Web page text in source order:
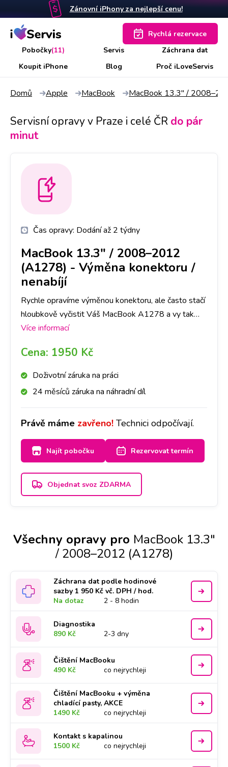
Zánovní iPhony za nejlepší cenu!
Pobočky(11) Servis
Záchrana dat
Koupit iPhone
Blog Proč iLoveServis
Rychlá rezervace
Domů Apple MacBook MacBook 13.3" /
Servisní opravy v Praze i celé ČR do pár
minut
Čas opravy: Dodání až 2 týdny
MacBook 13.3" / 2008–2012
(A1278) - Výměna konektoru /
nenabíjí
Rychle opravíme výměnou konektoru, ale často stačí
hloubkově vyčistit Váš MacBook A1278 a vy tak
ušetříte čas i peníze. Nejlepší je nyní se zastavit na
Více informací
Cena: 1950 Kč
Doživotní záruka na práci
24 měsíců záruka na náhradní díl
Právě máme zavřeno! Technici odpočívají.
Najít pobočku Rezervovat termín
Objednat svoz ZDARMA
Všechny opravy pro MacBook 13.3"
/ 2008–2012 (A1278)
Záchrana dat podle hodinové
sazby 1 950 Kč vč. DPH / hod.
Na dotaz
2 - 8 hodin
Diagnostika
890 Kč
2-3 dny
Čištění MacBooku
490 Kč
co nejrychleji
Čištění MacBooku + výměna
chladící pasty, AKCE
1490 Kč
co nejrychleji
Kontakt s kapalinou
1500 Kč
co nejrychleji